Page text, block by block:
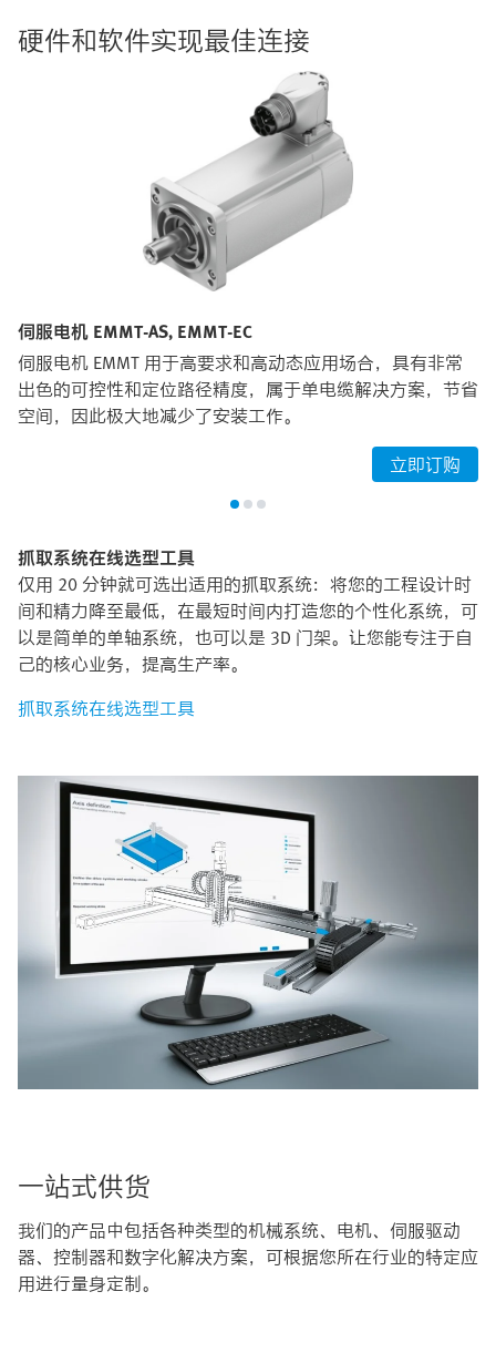
硬件和软件实现最佳连接
伺服电机 EMMT-AS, EMMT-EC
伺服电机 EMMT 用于高要求和高动态应用场合，具有非常
出色的可控性和定位路径精度，属于单电缆解决方案，节省
空间，因此极大地减少了安装工作。
立即订购
抓取系统在线选型工具
仅用 20 分钟就可选出适用的抓取系统：将您的工程设计时
间和精力降至最低，在最短时间内打造您的个性化系统，可
以是简单的单轴系统，也可以是 3D 门架。让您能专注于自
己的核心业务，提高生产率。
抓取系统在线选型工具
一站式供货
我们的产品中包括各种类型的机械系统、电机、伺服驱动
器、控制器和数字化解决方案，可根据您所在行业的特定应
用进行量身定制。